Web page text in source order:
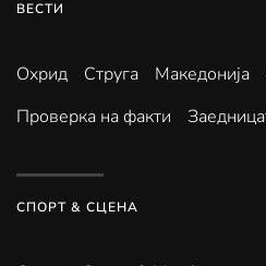
ВЕСТИ
Охрид Струга Македонија
Проверка на факти
СПОРТ & СЦЕНА